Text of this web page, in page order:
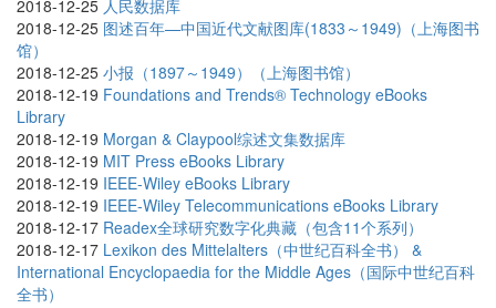
2018-12-25 人民数据库
2018-12-25 图述百年—中国近代文献图库(1833～1949)（上海图书
馆）
2018-12-25 小报（1897～1949）（上海图书馆）
2018-12-19 Foundations and Trends® Technology eBooks
Library
2018-12-19 Morgan & Claypool综述文集数据库
2018-12-19 MIT Press eBooks Library
2018-12-19 IEEE-Wiley eBooks Library
2018-12-19 IEEE-Wiley Telecommunications eBooks Library
2018-12-17 Readex全球研究数字化典藏（包含11个系列）
2018-12-17 Lexikon des Mittelalters（中世纪百科全书） &
International Encyclopaedia for the Middle Ages（国际中世纪百科
全书）